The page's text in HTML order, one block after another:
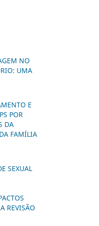
NO
UMA
E
POR
DA
FAMÍLIA
SEXUAL
REVISÃO